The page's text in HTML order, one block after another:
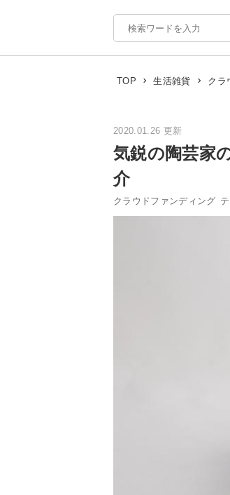
TOP 生活雑貨 クラ
2020.01.26 更新
気鋭の陶芸家
介
クラウドファンディング